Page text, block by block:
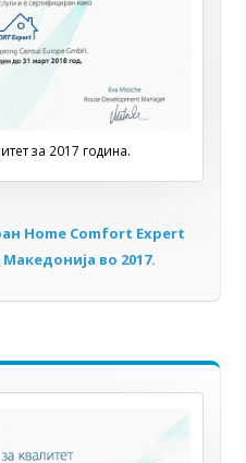
за 2017 година.
Home Comfort Expert
во 2017.